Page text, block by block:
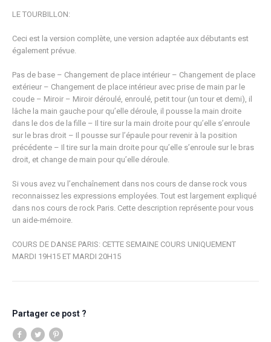
LE TOURBILLON:
Ceci est la version complète, une version adaptée aux débutants est
également prévue.
Pas de base – Changement de place intérieur – Changement de place
extérieur – Changement de place intérieur avec prise de main par le
coude – Miroir – Miroir déroulé, enroulé, petit tour (un tour et demi), il
lâche la main gauche pour qu’elle déroule, il pousse la main droite
dans le dos de la fille – Il tire sur la main droite pour qu’elle s’enroule
sur le bras droit – Il pousse sur l’épaule pour revenir à la position
précédente – Il tire sur la main droite pour qu’elle s’enroule sur le bras
droit, et change de main pour qu’elle déroule.
Si vous avez vu l’enchaînement dans nos cours de danse rock vous
reconnaissez les expressions employées. Tout est largement expliqué
dans nos cours de rock Paris. Cette description représente pour vous
un aide-mémoire.
COURS DE DANSE PARIS: CETTE SEMAINE COURS UNIQUEMENT
MARDI 19H15 ET MARDI 20H15
Partager ce post ?